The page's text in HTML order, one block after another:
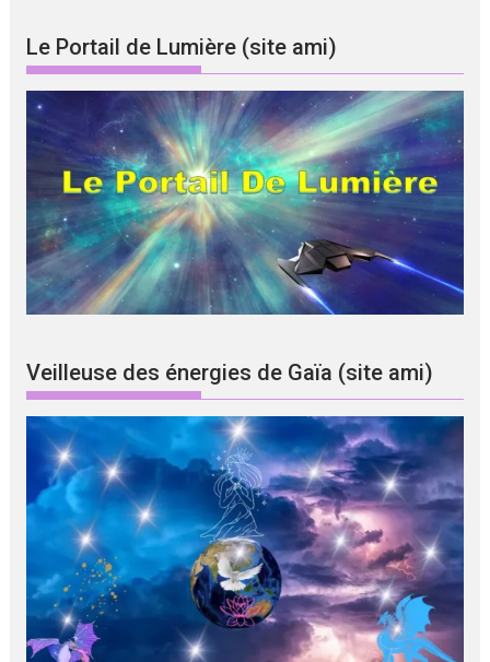
Le Portail de Lumière (site ami)
Veilleuse des énergies de Gaïa (site ami)